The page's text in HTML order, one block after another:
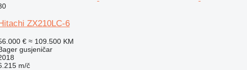
ZX210LC-6
€ ≈ 109.500 KM
gusjeničar
m/č